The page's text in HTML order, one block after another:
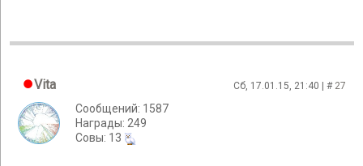
Vita Сб, 17.01.15, 21:40 | # 27
Сообщений: 1587
Награды: 249
Cовы: 13